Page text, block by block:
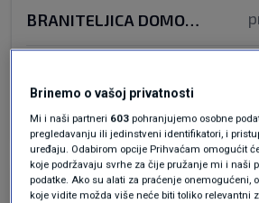
BRANITELJICA DOMOVINSKOG RATA
BleiburgerSportverein
Brinemo o vašoj privatnosti
Mi i naši partneri 603 pohranjujemo osobne
pregledavanju ili jedinstveni identifikatori, i
uređaju. Odabirom opcije Prihvaćam omogućit
koje podržavaju svrhe za čije pružanje mi i naši
podatke. Ako su alati za praćenje onemogućeni,
koje vidite možda više neće biti toliko relevantni